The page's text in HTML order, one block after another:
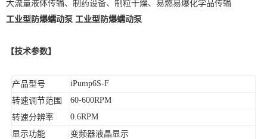
大流量液体传输、制药设备、制粒干燥、易燃易爆化学品传输
工业型防爆蠕动泵 工业型防爆蠕动泵
【技术参数】
产品型号 iPump6S-F
转速调节范围 60-600RPM
转速分辨率 0.6RPM
显示功能
变频器液晶显示